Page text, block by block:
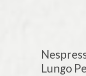
Lungo